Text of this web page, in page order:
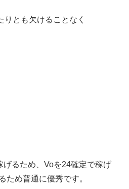
とも欠けることなく
げるため、Voを24確定で稼げ
ため普通に優秀です。